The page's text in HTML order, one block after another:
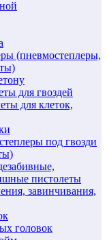
(пневмостеплеры,
для гвоздей
для клеток,
под гвозди
пистолеты
завинчивания,
головок